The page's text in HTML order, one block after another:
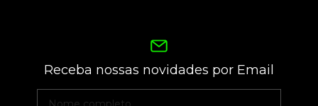
Receba nossas novidades por Email